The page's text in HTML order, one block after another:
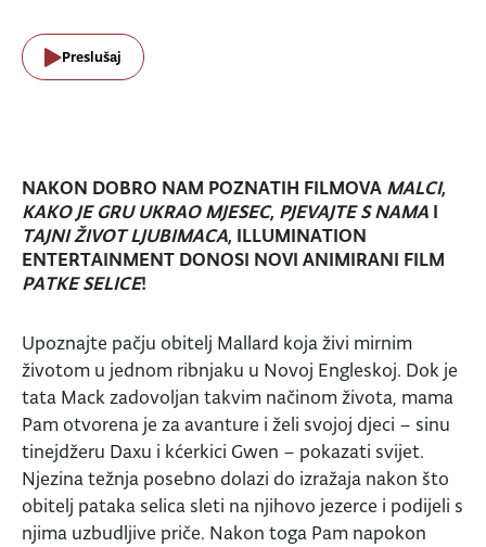
Preslušaj
NAKON DOBRO NAM POZNATIH FILMOVA MALCI,
KAKO JE GRU UKRAO MJESEC, PJEVAJTE S NAMA I
TAJNI ŽIVOT LJUBIMACA, ILLUMINATION
ENTERTAINMENT DONOSI NOVI ANIMIRANI FILM
PATKE SELICE!
Upoznajte pačju obitelj Mallard koja živi mirnim
životom u jednom ribnjaku u Novoj Engleskoj. Dok je
tata Mack zadovoljan takvim načinom života, mama
Pam otvorena je za avanture i želi svojoj djeci – sinu
tinejdžeru Daxu i kćerkici Gwen – pokazati svijet.
Njezina težnja posebno dolazi do izražaja nakon što
obitelj pataka selica sleti na njihovo jezerce i podijeli s
njima uzbudljive priče. Nakon toga Pam napokon